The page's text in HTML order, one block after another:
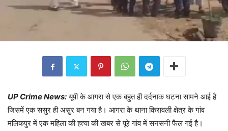
UP Crime News:यूपी के आगरा से एक बहुत ही दर्दनाक घटना सामने आई है
जिसमें एक ससुर ही असुर बन गया है। आगरा के थाना किरावली क्षेत्र के गांव
मलिकपुर में एक महिला की हत्या की खबर से पूरे गांव में सनसनी फैल गई है।